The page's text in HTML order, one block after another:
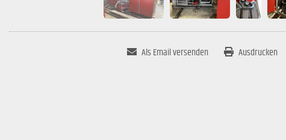
Als Email versenden Ausdrucken